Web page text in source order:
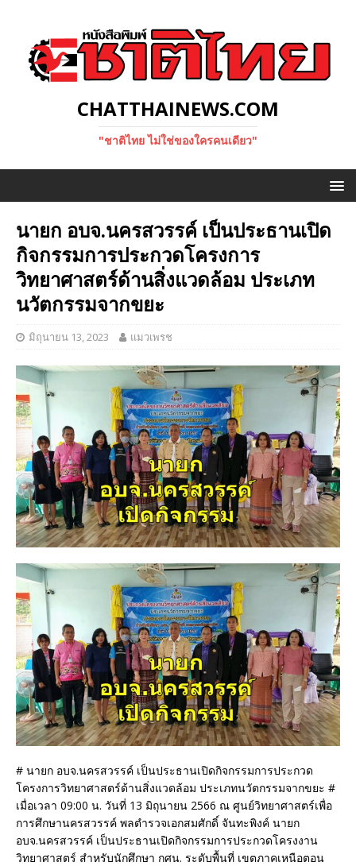
CHATTHAINEWS.COM
"ชาติไทย ไม่ใช่ของใครคนเดียว"
นายก อบจ.นครสวรรค์ เป็นประธานเปิด
กิจกรรมการประกวดโครงการ
วิทยาศาสตร์ด้านสิ่งแวดล้อม ประเภท
นวัตกรรมจากขยะ
มิถุนายน 13, 2023 แมวเพรช
# นายก อบจ.นครสวรรค์ เป็นประธานเปิดกิจกรรมการประกวด
โครงการวิทยาศาสตร์ด้านสิ่งแวดล้อม ประเภทนวัตกรรมจากขยะ #
เมื่อเวลา 09:00 น. วันที่ 13 มิถุนายน 2566 ณ ศูนย์วิทยาศาสตร์เพื่อ
การศึกษานครสวรรค์ พลตำรวจเอกสมศักดิ์ จันทะพิงค์ นายก
อบจ.นครสวรรค์ เป็นประธานเปิดกิจกรรมการประกวดโครงงาน
วิทยาศาสตร์ สำหรับนักศึกษา กศน. ระดับพื้นที่ เขตภาคเหนือตอน